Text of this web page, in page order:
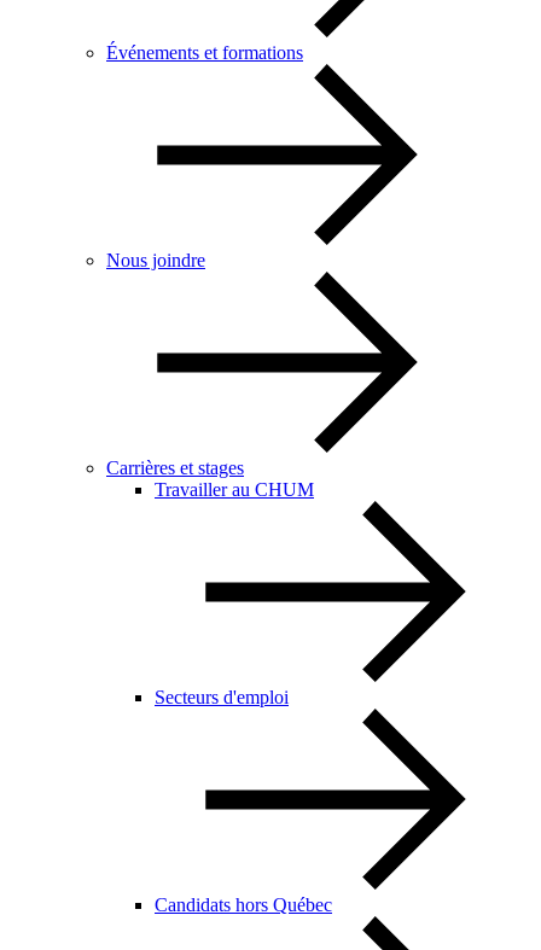
Événements et formations
Nous joindre
Carrières et stages
Travailler au CHUM
Secteurs d'emploi
Candidats hors Québec